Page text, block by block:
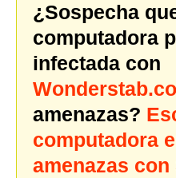
¿Sospecha
computadora
infectada con
amenazas?
computadora
amenazas